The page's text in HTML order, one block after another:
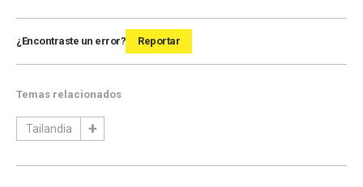
¿Encontraste un error? Reportar
Temas relacionados
Tailandia